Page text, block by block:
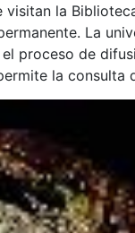
visitan la
La
proceso de
la consulta